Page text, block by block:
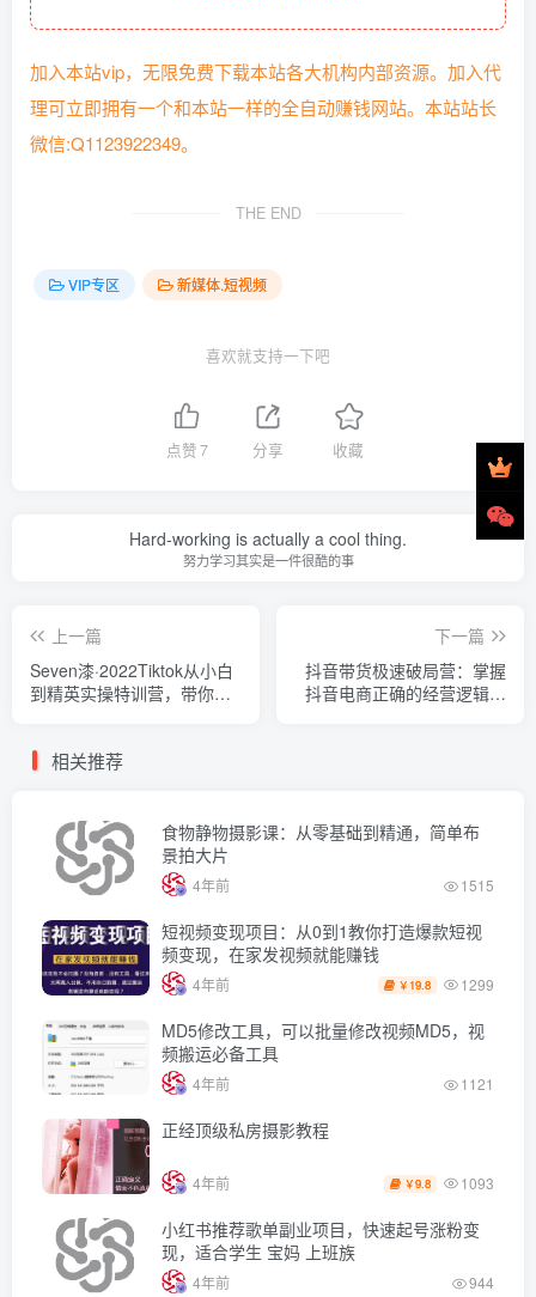
加入本站vip，无限免费下载本站各大机构内部资源。加入代
理可立即拥有一个和本站一样的全自动赚钱网站。本站站长
微信:Q1123922349。
THE END
VIP专区 新媒体.短视频
喜欢就支持一下吧
点赞7 分享 收藏
Hard-working is actually a cool thing.
努力学习其实是一件很酷的事
上一篇
Seven漆·2022Tiktok从小白
到精英实操特训营，带你掌
下一篇
抖音带货极速破局营：掌握
抖音电商正确的经营逻辑，
相关推荐
食物静物摄影课：从零基础到精通，简单布
景拍大片
4年前 1515
短视频变现项目：从0到1教你打造爆款短视
频变现，在家发视频就能赚钱
4年前 ￥ 19.8 1299
MD5修改工具，可以批量修改视频MD5，视
频搬运必备工具
4年前 1121
正经顶级私房摄影教程
4年前 ￥9.8 1093
小红书推荐歌单副业项目，快速起号涨粉变
现，适合学生 宝妈 上班族
4年前 944